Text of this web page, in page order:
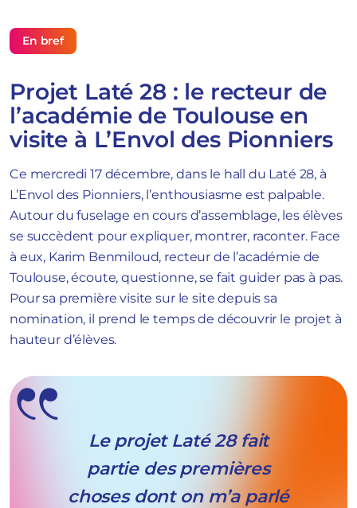
En bref
Projet Laté 28 : le recteur de
l’académie de Toulouse en
visite à L’Envol des Pionniers
Ce mercredi 17 décembre, dans le hall du Laté 28, à
L’Envol des Pionniers, l’enthousiasme est palpable.
Autour du fuselage en cours d’assemblage, les élèves
se succèdent pour expliquer, montrer, raconter. Face
à eux, Karim Benmiloud, recteur de l’académie de
Toulouse, écoute, questionne, se fait guider pas à pas.
Pour sa première visite sur le site depuis sa
nomination, il prend le temps de découvrir le projet à
hauteur d’élèves.
Le projet Laté 28 fait
partie des premières
choses dont on m’a parlé